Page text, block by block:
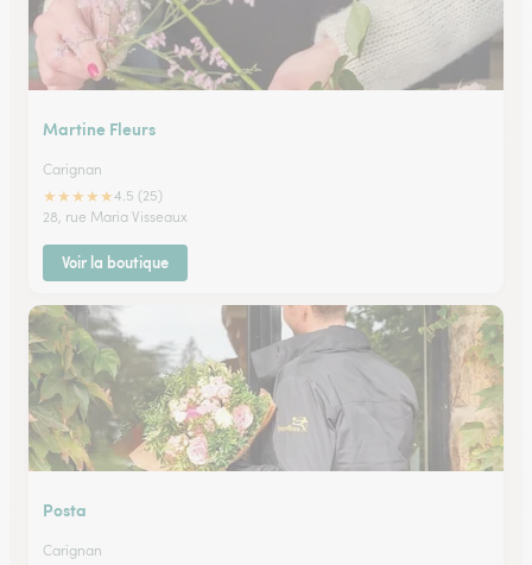
Martine Fleurs
Carignan
★★★★★4.5 (25)
28, rue Maria Visseaux
Voir la boutique
Posta
Carignan